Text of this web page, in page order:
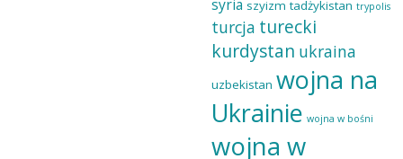
syria szyizm tadżykistan trypolis
turcja turecki
kurdystan ukraina
uzbekistan wojna na
Ukrainie wojna w bośni
wojna w